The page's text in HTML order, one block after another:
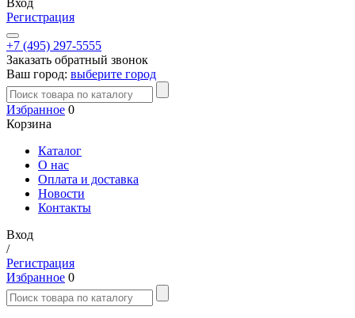
Вход
Регистрация
+7 (495) 297-5555
Заказать обратный звонок
Ваш город: выберите город
Избранное 0
Корзина
Каталог
О нас
Оплата и доставка
Новости
Контакты
Вход
/
Регистрация
Избранное 0